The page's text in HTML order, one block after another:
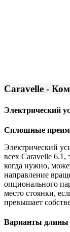
Caravelle -
Электрический
Сплошные
Электрический
всех Caravelle 6.1,
когда нужно,
направление
опционального
место стоянки,
превышает
Варианты длины